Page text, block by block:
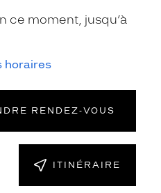
ce moment, jusqu’à
horaires
RENDEZ‑VOUS
ITINÉRAIRE